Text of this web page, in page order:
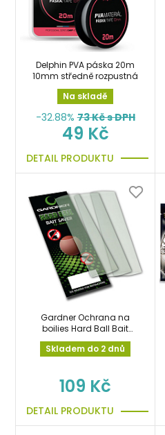
Delphin PVA páska 20m
10mm středně rozpustná
Na skladě
-32.88% 73Kč s DPH
49 Kč
DETAIL PRODUKTU
Gardner Ochrana na
boilies Hard Ball Bait
Savers vel.Large18-
25mm
Skladem do 2 dnů
109 Kč
DETAIL PRODUKTU